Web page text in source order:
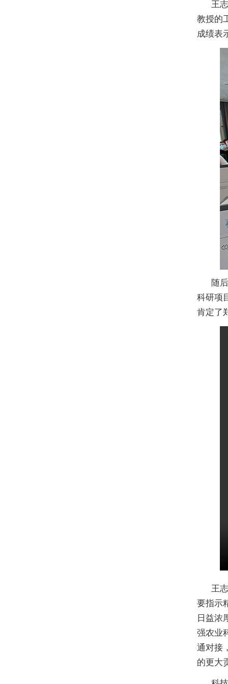
王
教授的
成绩表
随
科研项
肯定了
王
要指示
日益浓
强农业
通对接
的更大